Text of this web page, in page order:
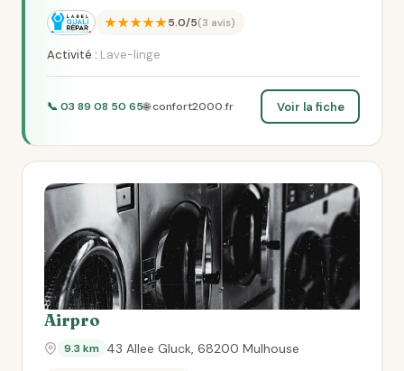
★★★★★5.0/5(3 avis)
Activité : Lave-linge
📞 03 89 08 50 65🌐 confort2000.fr Voir la fiche
Airpro
9.3 km 43 Allee Gluck, 68200 Mulhouse